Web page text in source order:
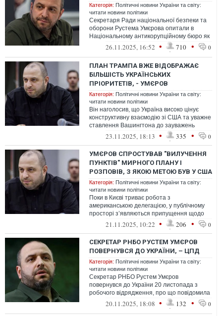
Категорія: Політичні новини України та світу:
читати новини політики
Секретаря Ради національної безпеки та
оборони Рустема Умєрова опитали в
Національному антикорупційному бюро як
свідка у справі про бек-офіс, організо...
26.11.2025, 16:52 • 710 • 0
ПЛАН ТРАМПА ВЖЕ ВІДОБРАЖАЄ
БІЛЬШІСТЬ УКРАЇНСЬКИХ
ПРІОРИТЕТІВ, - УМЄРОВ
Категорія: Політичні новини України та світу:
читати новини політики
Він наголосив, що Україна високо цінує
конструктивну взаємодію зі США та уважне
ставлення Вашингтона до зауважень
23.11.2025, 18:13 • 335 • 0
УМЄРОВ СПРОСТУВАВ "ВИЛУЧЕННЯ
ПУНКТІВ" МИРНОГО ПЛАНУ І
РОЗПОВІВ, З ЯКОЮ МЕТОЮ БУВ У США
Категорія: Політичні новини України та світу:
читати новини політики
Поки в Києві триває робота з
американською делегацією, у публічному
просторі з’являються припущення щодо
змісту консультацій
21.11.2025, 10:22 • 206 • 0
СЕКРЕТАР РНБО РУСТЕМ УМЄРОВ
ПОВЕРНУВСЯ ДО УКРАЇНИ, – ЦПД
Категорія: Політичні новини України та світу:
читати новини політики
Секретар РНБО Рустем Умєров
повернувся до України 20 листопада з
робочого відрядження, про що повідомила
керівниця Служби Секретаря РНБО Діана
20.11.2025, 18:08 • 132 • 0